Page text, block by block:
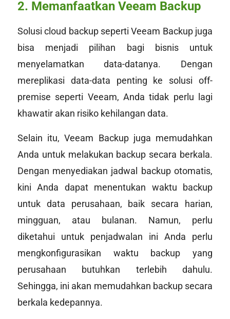
2. Memanfaatkan Veeam Backup
Solusi cloud backup seperti Veeam Backup juga
bisa menjadi pilihan bagi bisnis untuk
menyelamatkan data-datanya. Dengan
mereplikasi data-data penting ke solusi off-
premise seperti Veeam, Anda tidak perlu lagi
khawatir akan risiko kehilangan data.
Selain itu, Veeam Backup juga memudahkan
Anda untuk melakukan backup secara berkala.
Dengan menyediakan jadwal backup otomatis,
kini Anda dapat menentukan waktu backup
untuk data perusahaan, baik secara harian,
mingguan, atau bulanan. Namun, perlu
diketahui untuk penjadwalan ini Anda perlu
mengkonfigurasikan waktu backup yang
perusahaan butuhkan terlebih dahulu.
Sehingga, ini akan memudahkan backup secara
berkala kedepannya.